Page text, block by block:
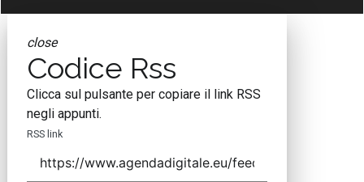
close
Codice Rss
Clicca sul pulsante per copiare il link RSS
negli appunti.
RSS link